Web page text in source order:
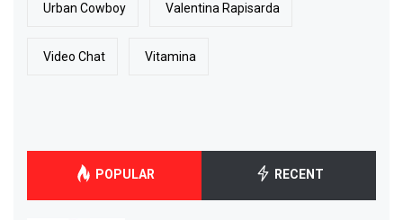
Urban Cowboy Valentina Rapisarda
Video Chat Vitamina
POPULAR RECENT